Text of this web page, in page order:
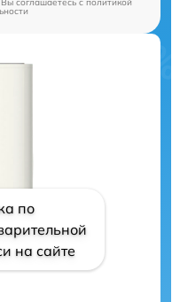
по
на сайте